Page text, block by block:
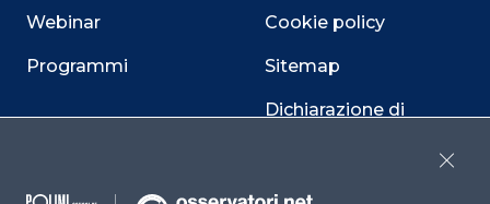
Webinar
Programmi
Cookie policy
Sitemap
Dichiarazione di